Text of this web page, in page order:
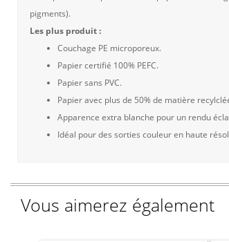
pigments).
Les plus produit :
Couchage PE microporeux.
Papier certifié 100% PEFC.
Papier sans PVC.
Papier avec plus de 50% de matière
Apparence extra blanche pour un rendu
Idéal pour des sorties couleur en haute
Vous aimerez également